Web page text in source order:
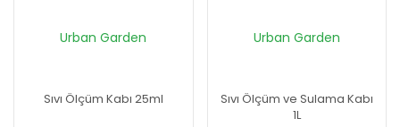
Urban Garden
Sıvı Ölçüm Kabı 25ml
Urban Garden
Sıvı Ölçüm ve Sulama Kabı
1L